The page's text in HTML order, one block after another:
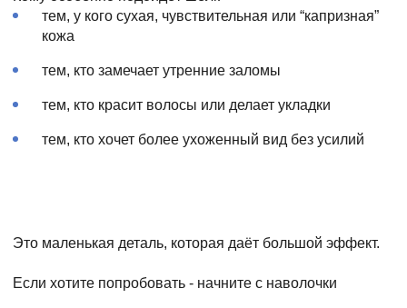
тем, у кого сухая, чувствительная или “капризная”
кожа
тем, кто замечает утренние заломы
тем, кто красит волосы или делает укладки
тем, кто хочет более ухоженный вид без усилий
Это маленькая деталь, которая даёт большой эффект.
Если хотите попробовать - начните с наволочки